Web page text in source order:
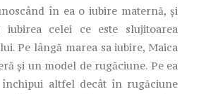
în ea o iubire maternă, şi
celei ce este slujitoarea
Pe lângă marea sa iubire, Maica
şi un model de rugăciune. Pe ea
altfel decât în rugăciune